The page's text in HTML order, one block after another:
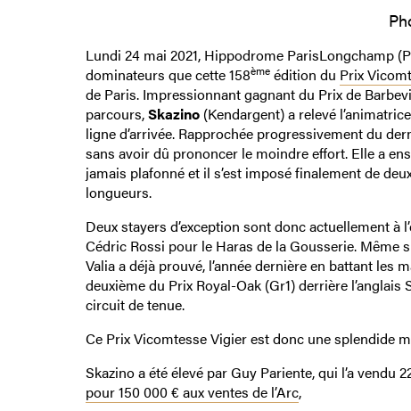
Lundi 24 mai 2021, Hippodrome ParisLongchamp
dominateurs que cette 158èmeédition du Prix
de Paris. Impressionnant gagnant du Prix de
parcours,Skazino(Kendargent) a relevé l’animatrice
ligne d’arrivée. Rapprochée progressivement du
sans avoir dû prononcer le moindre effort. Elle a
jamais plafonné et il s’est imposé finalement de
longueurs.
Deux stayers d’exception sont donc actuellement à
Cédric Rossi pour le Haras de la Gousserie.
Valia a déjà prouvé, l’année dernière en battant les
deuxième du Prix Royal-Oak (Gr1) derrière
circuit de tenue.
Ce Prix Vicomtesse Vigier est donc une splendide
Skazino a été élevé par Guy Pariente, qui l’a vendu
pour 150 000 € aux ventes de l’Arc,